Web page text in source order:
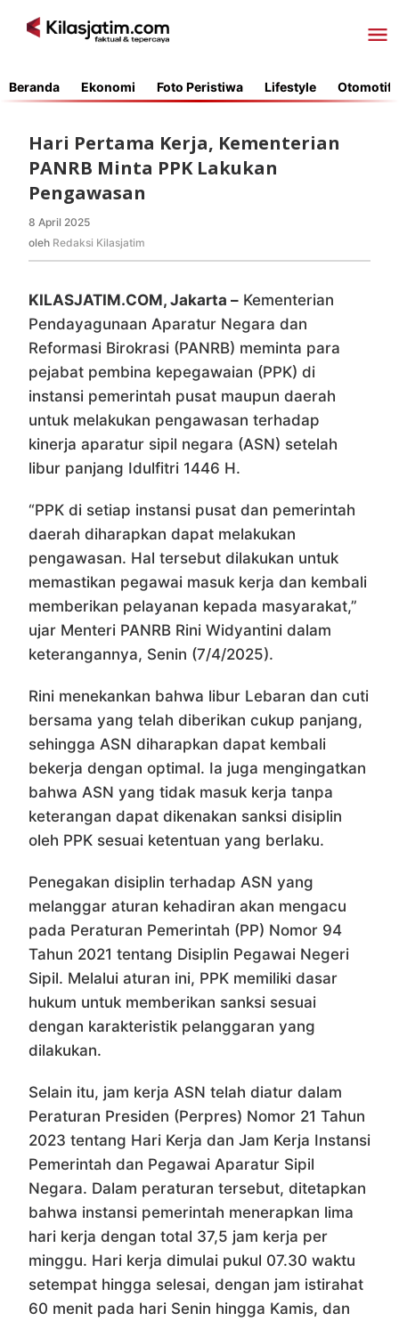
Beranda Ekonomi Foto Peristiwa Lifestyle Otomotif
Hari Pertama Kerja, Kementerian
PANRB Minta PPK Lakukan
Pengawasan
8 April 2025
Redaksi
oleh Redaksi Kilasjatim
KILASJATIM.COM, Jakarta – Kementerian
Pendayagunaan Aparatur Negara dan
Reformasi Birokrasi (PANRB) meminta para
pejabat pembina kepegawaian (PPK) di
instansi pemerintah pusat maupun daerah
untuk melakukan pengawasan terhadap
kinerja aparatur sipil negara (ASN) setelah
libur panjang Idulfitri 1446 H.
“PPK di setiap instansi pusat dan pemerintah
daerah diharapkan dapat melakukan
pengawasan. Hal tersebut dilakukan untuk
memastikan pegawai masuk kerja dan kembali
memberikan pelayanan kepada masyarakat,”
ujar Menteri PANRB Rini Widyantini dalam
keterangannya, Senin (7/4/2025).
Rini menekankan bahwa libur Lebaran dan cuti
bersama yang telah diberikan cukup panjang,
sehingga ASN diharapkan dapat kembali
bekerja dengan optimal. Ia juga mengingatkan
bahwa ASN yang tidak masuk kerja tanpa
keterangan dapat dikenakan sanksi disiplin
oleh PPK sesuai ketentuan yang berlaku.
Penegakan disiplin terhadap ASN yang
melanggar aturan kehadiran akan mengacu
pada Peraturan Pemerintah (PP) Nomor 94
Tahun 2021 tentang Disiplin Pegawai Negeri
Sipil. Melalui aturan ini, PPK memiliki dasar
hukum untuk memberikan sanksi sesuai
dengan karakteristik pelanggaran yang
dilakukan.
Selain itu, jam kerja ASN telah diatur dalam
Peraturan Presiden (Perpres) Nomor 21 Tahun
2023 tentang Hari Kerja dan Jam Kerja Instansi
Pemerintah dan Pegawai Aparatur Sipil
Negara. Dalam peraturan tersebut, ditetapkan
bahwa instansi pemerintah menerapkan lima
hari kerja dengan total 37,5 jam kerja per
minggu. Hari kerja dimulai pukul 07.30 waktu
setempat hingga selesai, dengan jam istirahat
60 menit pada hari Senin hingga Kamis, dan